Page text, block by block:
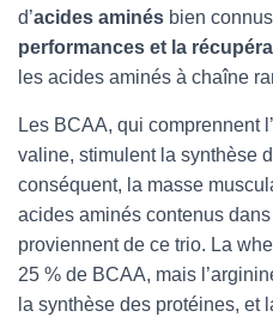
d’acides aminés bien
performances et la
les acides aminés à chaîne
Les BCAA, qui comprennent
valine, stimulent la synthèse
conséquent, la masse
acides aminés contenus
proviennent de ce trio. La
25 % de BCAA, mais
la synthèse des protéines, et